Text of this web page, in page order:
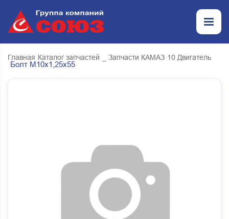
Главная Каталог запчастей _ Запчасти КАМАЗ 10 Двигатель
Болт М10х1,25х55